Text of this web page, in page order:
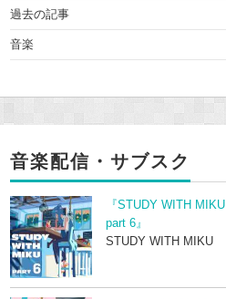
過去の記事
音楽
音楽配信・サブスク
『STUDY WITH MIKU
part 6』
STUDY WITH MIKU